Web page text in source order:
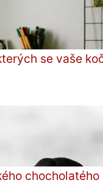
se vaše
chocholatého